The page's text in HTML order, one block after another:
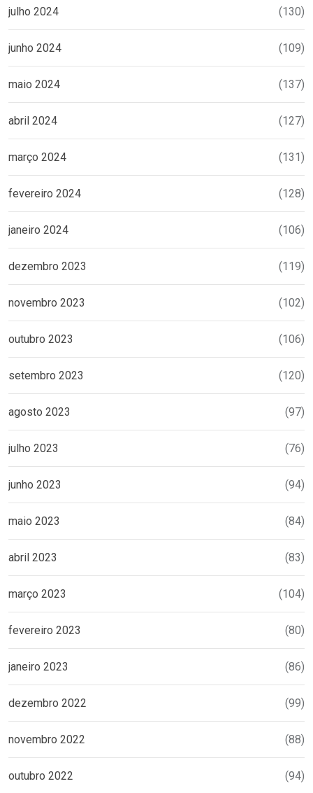
julho 2024 (130)
junho 2024 (109)
maio 2024 (137)
abril 2024 (127)
março 2024 (131)
fevereiro 2024 (128)
janeiro 2024 (106)
dezembro 2023 (119)
novembro 2023 (102)
outubro 2023 (106)
setembro 2023 (120)
agosto 2023 (97)
julho 2023 (76)
junho 2023 (94)
maio 2023 (84)
abril 2023 (83)
março 2023 (104)
fevereiro 2023 (80)
janeiro 2023 (86)
dezembro 2022 (99)
novembro 2022 (88)
outubro 2022 (94)